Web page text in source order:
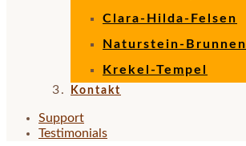
Clara-Hilda-Felsen
Naturstein-Brunnen
Krekel-Tempel
Kontakt
Support
Testimonials